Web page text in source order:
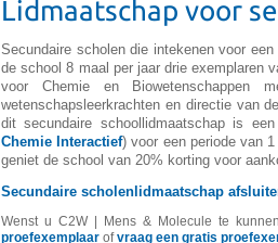
Lidmaatschap voor
Secundaire scholen die intekenen voor
de school 8 maal per jaar drie exemplaren
voor Chemie en Biowetenschappen
wetenschapsleerkrachten en directie van
dit secundaire schoollidmaatschap is
Chemie Interactief) voor een periode van
geniet de school van 20% korting voor
Secundaire scholenlidmaatschap
Wenst u C2W | Mens & Molecule te
proefexemplaar ofvraag een gratis